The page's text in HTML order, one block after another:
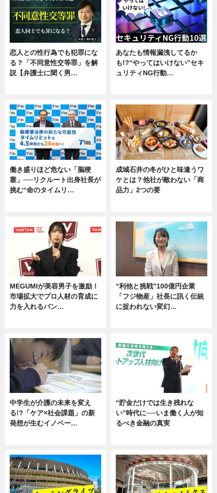
恋人との性行為でも犯罪にな
る？「不同意性交等罪」を解
説【弁護士に聞く男…
あなたも情報漏洩してるか
も!?“やってはいけない”セキ
ュリティNG行動…
働き盛りほど危ない「脳梗
塞」──リクルート出身社長が
挑む“命のタイムリ…
成城石井の冬がひと味違うワ
ケとは？他社が敵わない「商
品力」2つの要
MEGUMIが美容男子を激励！
市場拡大でプロ人材の育成に
力を入れるバン…
“利他と挑戦”100億円企業
「フジ物産」社長に訊く伝統
に捉われない変幻…
中学生が介護の未来を変え
る!?「ケア×社会課題」の新
発想が生むイノベー…
“貯金だけでは生き残れな
い”時代に──いま働く人が知
るべき金融の真実